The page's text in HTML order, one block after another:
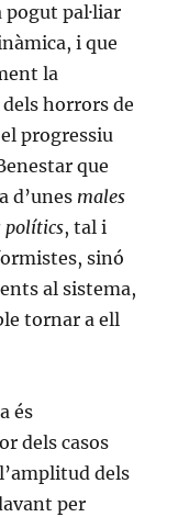
pal·liar
i que
la
horrors de
progressiu
que
d’unes males
polítics, tal i
sinó
al sistema,
tornar a ell
és
dels casos
dels
per